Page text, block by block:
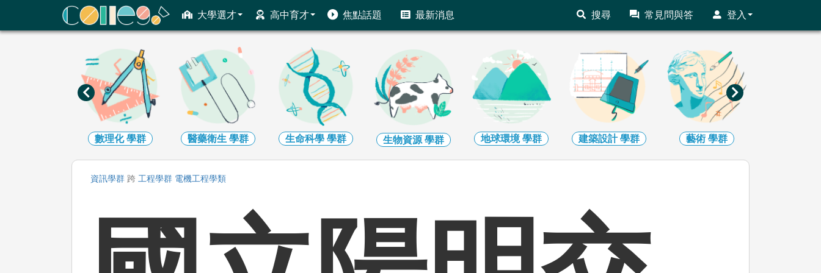
大學選才 高中育才 焦點話題 最新消息 搜尋 常見問與答 登入
ColleGo! 大學選才與高中育才輔助系統
數理化學群 醫藥衛生 學群 生命科學 學群 生物資源學群 地球環境學群 建築設計學群 藝術 學群
資訊學群 跨 工程學群 電機工程學類